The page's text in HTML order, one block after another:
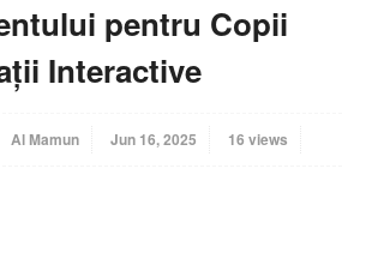
pentru Copii
Interactive
Al Mamun Jun 16, 2025 16 views